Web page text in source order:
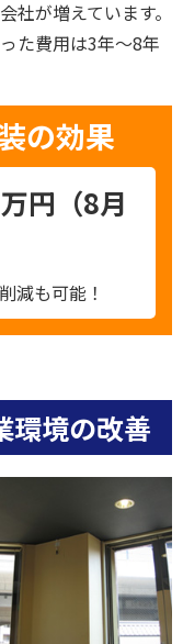
社が増えています。
た費用は3年～8年
の効果
円（8月
減も可能！
環境の改善